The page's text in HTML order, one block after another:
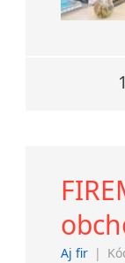
Aj fir |